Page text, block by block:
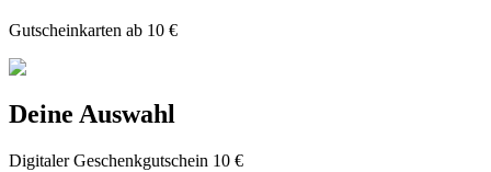
Gutscheinkarten ab 10 €
Deine Auswahl
Digitaler Geschenkgutschein 10 €